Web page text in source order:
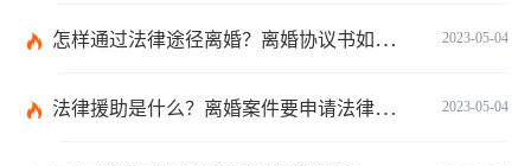
2023-05-04
怎样通过法律途径离婚？离婚协议书如何书写？
2023-05-04
法律援助是什么？离婚案件要申请法律援助的范围是什么？